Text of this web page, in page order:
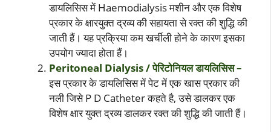
डायलिसिस में Haemodialysis मशीन और एक विशेष
प्रकार के क्षारयुक्त द्रव्य की सहायता से रक्त की शुद्धि की
जाती हैं। यह प्रक्रिया कम खर्चीली होने के कारण इसका
उपयोग ज्यादा होता हैं।
Peritoneal Dialysis / पेरिटोनियल डायलिसिस –
इस प्रकार के डायलिसिस में पेट में एक खास प्रकार की
नली जिसे P D Catheter कहते है, उसे डालकर एक
विशेष क्षार युक्त द्रव्य डालकर रक्त की शुद्धि की जाती हैं।